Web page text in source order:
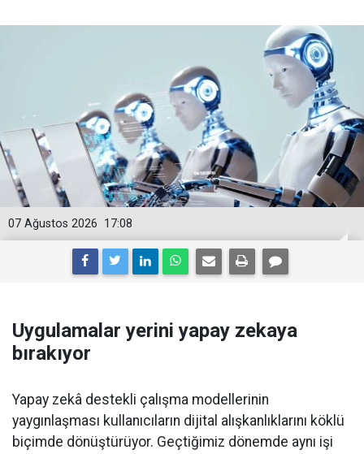
17:08
07 Ağustos 2026
Uygulamalar yerini yapay zekaya
bırakıyor
Yapay zekâ destekli çalışma modellerinin
yaygınlaşması kullanıcıların dijital alışkanlıklarını köklü
biçimde dönüştürüyor. Geçtiğimiz dönemde aynı işi